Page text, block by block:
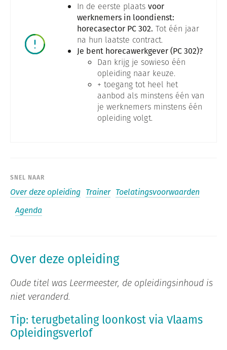
In de eerste plaats voor
werknemers in loondienst:
horecasector PC 302. Tot één jaar
na hun laatste contract.
Je bent horecawerkgever (PC 302)?
Dan krijg je sowieso één
opleiding naar keuze.
+ toegang tot heel het
aanbod als minstens één van
je werknemers minstens één
opleiding volgt.
SNEL NAAR
Over deze opleiding Trainer Toelatingsvoorwaarden
Agenda
Over deze opleiding
Oude titel was Leermeester, de opleidingsinhoud is
niet veranderd.
Tip: terugbetaling loonkost via Vlaams
Opleidingsverlof